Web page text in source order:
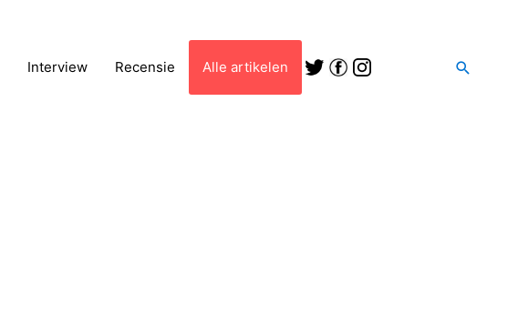
Interview Recensie Alle artikelen Zoeken